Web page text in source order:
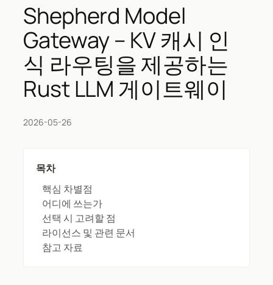
Shepherd Model
Gateway – KV 캐시 인
식 라우팅을 제공하는
Rust LLM 게이트웨이
2026-05-26
목차
핵심 차별점
어디에 쓰는가
선택 시 고려할 점
라이선스 및 관련 문서
참고 자료